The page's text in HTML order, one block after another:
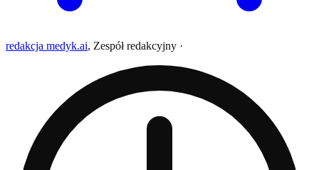
redakcja medyk.ai, Zespół redakcyjny ·